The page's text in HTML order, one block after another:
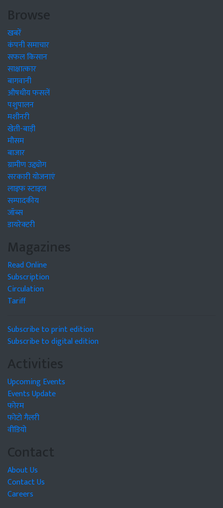
Browse
खबरें
कंपनी समाचार
सफल किसान
साक्षात्कार
बागवानी
औषधीय फसलें
पशुपालन
मशीनरी
खेती-बाड़ी
मौसम
बाजार
ग्रामीण उद्द्योग
सरकारी योजनाएं
लाइफ स्टाइल
सम्पादकीय
जॉब्स
डायरेक्टरी
Magazines
Read Online
Subscription
Circulation
Tariff
Subscribe to print edition
Subscribe to digital edition
Activities
Upcoming Events
Events Update
फोरम
फोटो गैलरी
वीडियो
Contact
About Us
Contact Us
Careers